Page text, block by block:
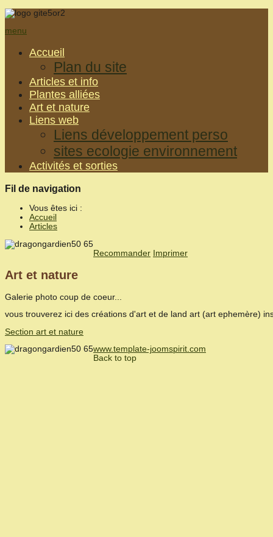
menu
Accueil
Plan du site
Articles et info
Plantes alliées
Art et nature
Liens web
Liens développement perso
sites ecologie environnement
Activités et sorties
Fil de navigation
Vous êtes ici :
Accueil
Articles
Recommander Imprimer
Art et nature
Galerie photo coup de coeur...
vous trouverez ici des créations d'art et de land art (art ephemère)
Section art et nature
www.template-joomspirit.com
Back to top